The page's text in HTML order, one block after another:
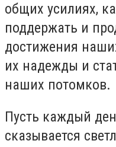
общих усилиях,
поддержать и
достижения
их надежды и
наших потомков.
Пусть каждый
сказывается